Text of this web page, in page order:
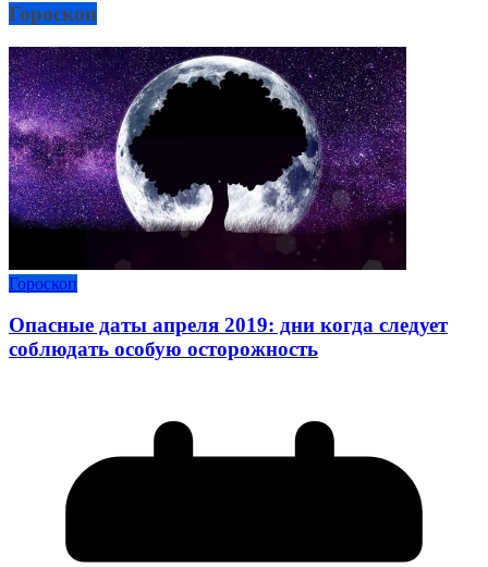
Гороскоп
Гороскоп
Опасные даты апреля 2019: дни когда следует
соблюдать особую осторожность